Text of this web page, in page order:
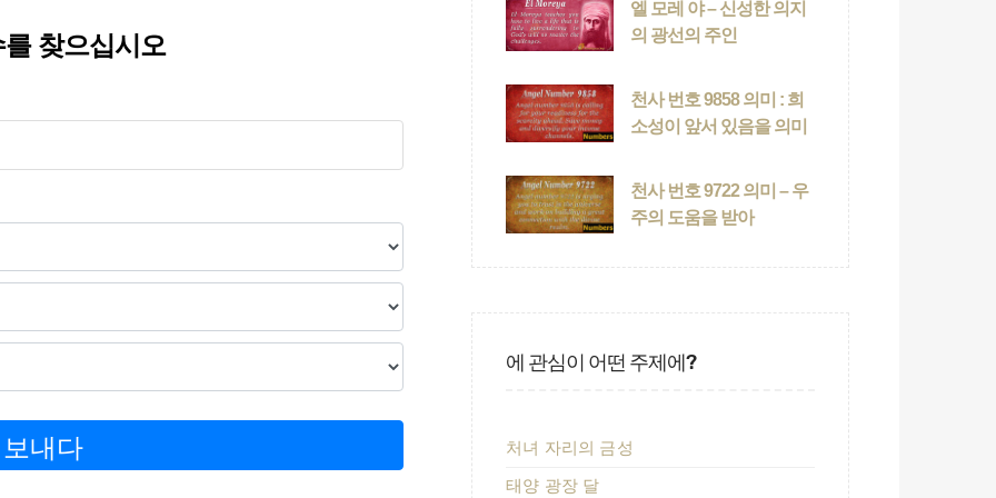
찾으십시오
보내다
엘 모레 야 – 신성한 의지
의 광선의 주인
천사 번호 9858 의미 : 희
소성이 앞서 있음을 의미
천사 번호 9722 의미 – 우
주의 도움을 받아
에 관심이 어떤 주제에?
처녀 자리의 금성
태양 광장 달